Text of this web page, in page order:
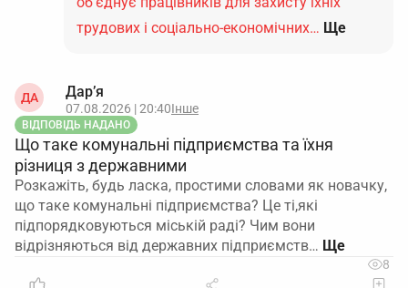
трудових і соціально-економічних… Ще
ДА Дар’я
07.08.2026 | 20:40Інше
ВІДПОВІДЬ НАДАНО
Що таке комунальні підприємства та їхня
різниця з державними
Розкажіть, будь ласка, простими словами як новачку,
що таке комунальні підприємства? Це ті,які
підпорядковуються міській раді? Чим вони
відрізняються від державних підприємств…
8